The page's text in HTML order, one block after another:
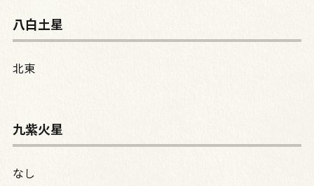
八白土星
北東
九紫火星
なし